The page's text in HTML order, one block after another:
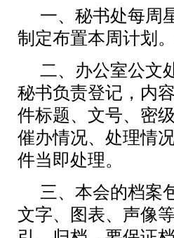
一、秘书处每周
制定布置本周计划
二、办公室公文
秘书负责登记，内
件标题、文号、密
催办情况、处理情
件当即处理。
三、本会的档案
文字、图表、声像